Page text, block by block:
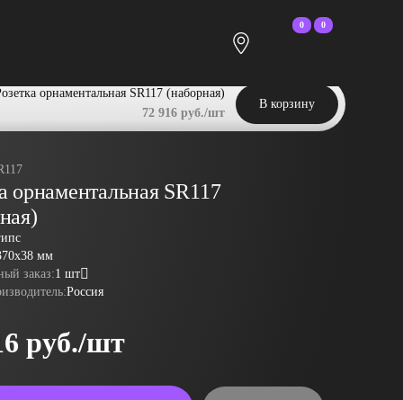
0 0
орнаментальная SR117
мм
заказ:1 шт
Россия
руб./шт
орнаментальная SR117 (наборная)
72 916 руб./шт
В корзину